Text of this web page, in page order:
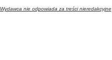
Wydawca nie odpowiada za treści nieredakcyjne